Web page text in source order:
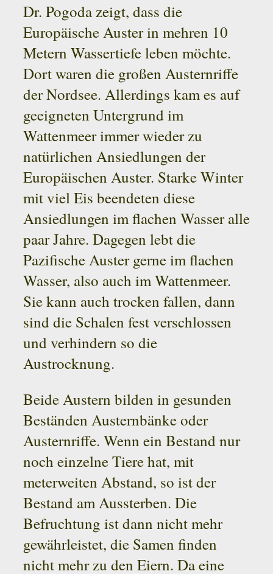
Dr. Pogoda zeigt, dass die
Europäische Auster in mehren 10
Metern Wassertiefe leben möchte.
Dort waren die großen Austernriffe
der Nordsee. Allerdings kam es auf
geeigneten Untergrund im
Wattenmeer immer wieder zu
natürlichen Ansiedlungen der
Europäischen Auster. Starke Winter
mit viel Eis beendeten diese
Ansiedlungen im flachen Wasser alle
paar Jahre. Dagegen lebt die
Pazifische Auster gerne im flachen
Wasser, also auch im Wattenmeer.
Sie kann auch trocken fallen, dann
sind die Schalen fest verschlossen
und verhindern so die
Austrocknung.
Beide Austern bilden in gesunden
Beständen Austernbänke oder
Austernriffe. Wenn ein Bestand nur
noch einzelne Tiere hat, mit
meterweiten Abstand, so ist der
Bestand am Aussterben. Die
Befruchtung ist dann nicht mehr
gewährleistet, die Samen finden
nicht mehr zu den Eiern. Da eine